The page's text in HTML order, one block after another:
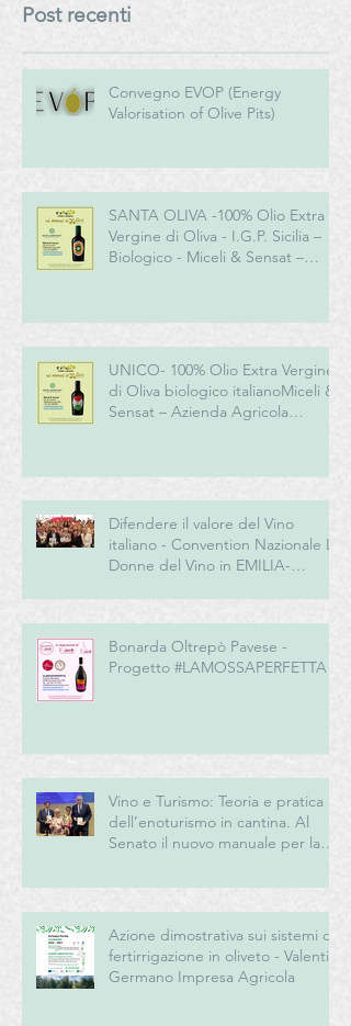
Post recenti
Convegno EVOP (Energy
Valorisation of Olive Pits)
SANTA OLIVA -100% Olio Extra
Vergine di Oliva - I.G.P. Sicilia –
Biologico - Miceli & Sensat –
UNICO- 100% Olio Extra Vergine
di Oliva biologico italianoMiceli &
Sensat – Azienda Agricola
Difendere il valore del Vino
italiano - Convention Nazionale Le
Donne del Vino in EMILIA-
Bonarda Oltrepò Pavese -
Progetto #LAMOSSAPERFETTA
Vino e Turismo: Teoria e pratica
dell’enoturismo in cantina. Al
Senato il nuovo manuale per la
del vino italiano
Azione dimostrativa sui sistemi di
fertirrigazione in oliveto - Valentini
Germano Impresa Agricola